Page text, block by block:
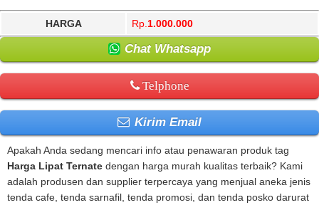
HARGA Rp. 1.000.000
Chat Whatsapp
Telphone
Kirim Email
Apakah Anda sedang mencari info atau penawaran produk tag
Harga Lipat Ternate dengan harga murah kualitas terbaik? Kami
adalah produsen dan supplier terpercaya yang menjual aneka jenis
tenda cafe, tenda sarnafil, tenda promosi, dan tenda posko darurat